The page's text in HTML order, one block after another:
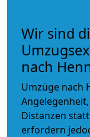
Wir sind
nach
Umzüge nach
Distanzen
erfordern